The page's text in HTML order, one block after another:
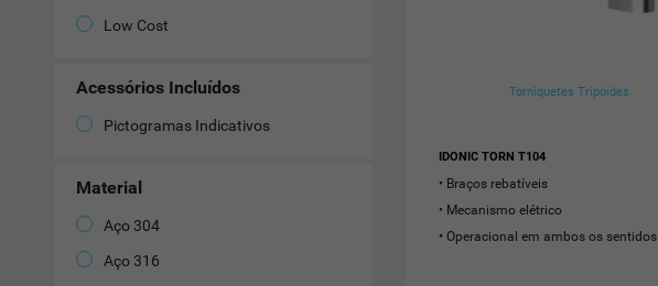
Low Cost
Acessórios Incluídos
Pictogramas Indicativos
Material
Aço 304
Aço 316
Torniquetes Tripoides
IDONIC TORN T104
Braços rebatíveis
Mecanismo elétrico
Operacional em ambos os sentidos